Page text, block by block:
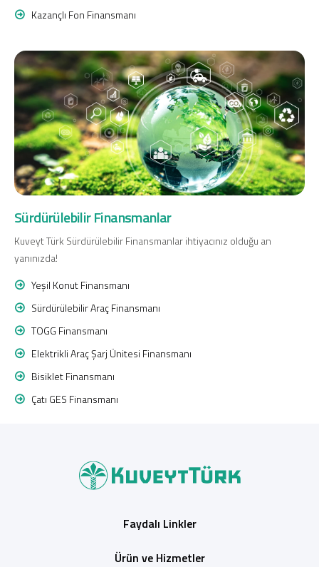
Kazançlı Fon Finansmanı
Sürdürülebilir Finansmanlar
Kuveyt Türk Sürdürülebilir Finansmanlar ihtiyacınız olduğu an
yanınızda!
Yeşil Konut Finansmanı
Sürdürülebilir Araç Finansmanı
TOGG Finansmanı
Elektrikli Araç Şarj Ünitesi Finansmanı
Bisiklet Finansmanı
Çatı GES Finansmanı
Faydalı Linkler
Ürün ve Hizmetler